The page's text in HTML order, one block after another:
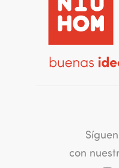
con